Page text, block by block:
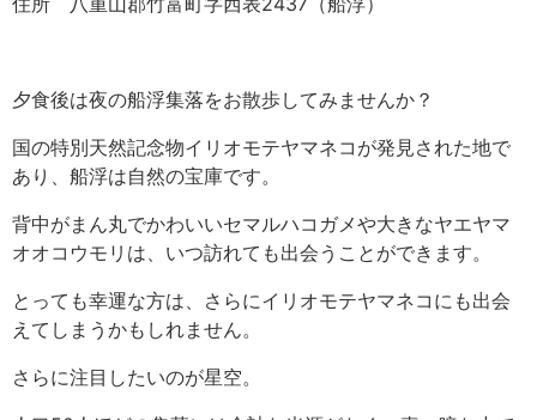
夕食後は夜の船浮集落をお散歩してみませんか？
国の特別天然記念物イリオモテヤマネコが発見された地で
あり、船浮は自然の宝庫です。
背中がまん丸でかわいいセマルハコガメや大きなヤエヤマ
オオコウモリは、いつ訪れても出会うことができます。
とっても幸運な方は、さらにイリオモテヤマネコにも出会
えてしまうかもしれません。
さらに注目したいのが星空。